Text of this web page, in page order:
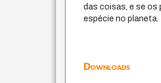
das coisas, e se os
espécie no planeta.
Downloads